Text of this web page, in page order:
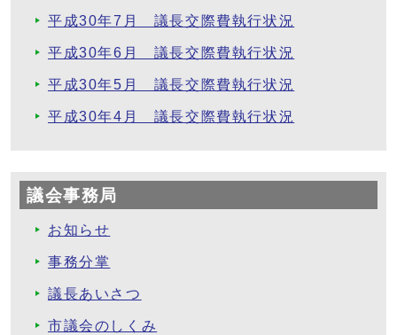
平成30年7月 議長交際費執行状況
平成30年6月 議長交際費執行状況
平成30年5月 議長交際費執行状況
平成30年4月 議長交際費執行状況
議会事務局
お知らせ
事務分掌
議長あいさつ
市議会のしくみ